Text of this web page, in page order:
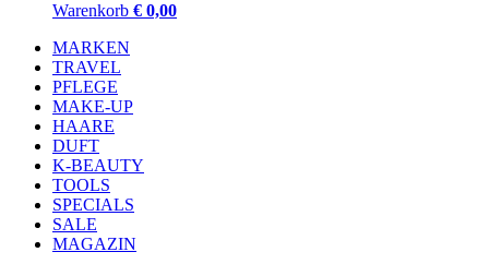
Warenkorb € 0,00
MARKEN
TRAVEL
PFLEGE
MAKE-UP
HAARE
DUFT
K-BEAUTY
TOOLS
SPECIALS
SALE
MAGAZIN